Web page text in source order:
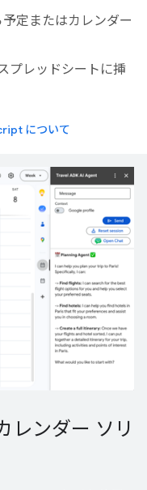
定またはカレンダー
プレッドシートに挿
について
レンダー ソリ